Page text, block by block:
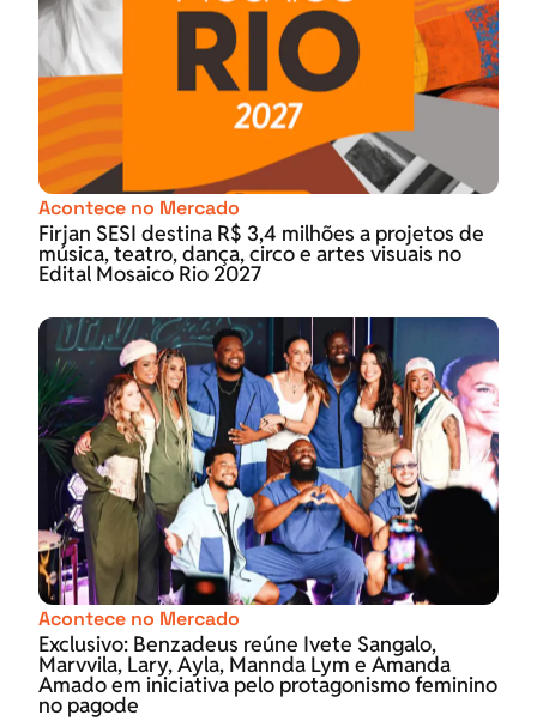
Acontece no Mercado
Firjan SESI destina R$ 3,4 milhões a projetos de
música, teatro, dança, circo e artes visuais no
Edital Mosaico Rio 2027
Acontece no Mercado
Exclusivo: Benzadeus reúne Ivete Sangalo,
Marvvila, Lary, Ayla, Mannda Lym e Amanda
Amado em iniciativa pelo protagonismo feminino
no pagode